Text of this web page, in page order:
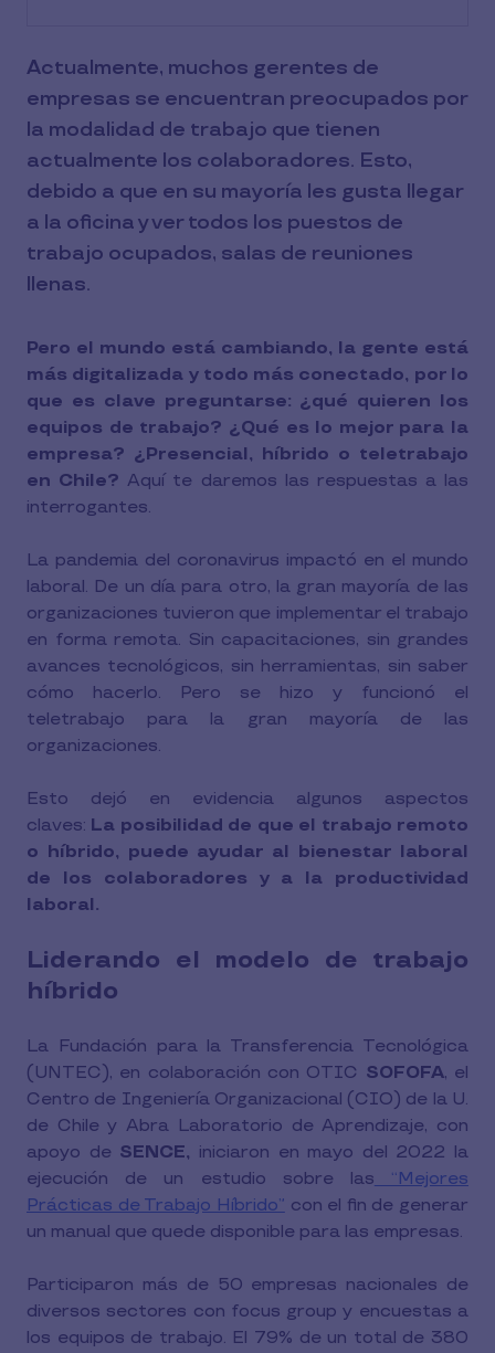
Actualmente, muchos gerentes de
empresas se encuentran preocupados por
la modalidad de trabajo que tienen
actualmente los colaboradores. Esto,
debido a que en su mayoría les gusta llegar
a la oficina y ver todos los puestos de
trabajo ocupados, salas de reuniones
llenas.
Pero el mundo está cambiando, la gente está
más digitalizada y todo más conectado, por lo
que es clave preguntarse: ¿qué quieren los
equipos de trabajo? ¿Qué es lo mejor para la
empresa? ¿Presencial, híbrido o teletrabajo
en Chile? Aquí te daremos las respuestas a las
interrogantes.
La pandemia del coronavirus impactó en el mundo
laboral. De un día para otro, la gran mayoría de las
organizaciones tuvieron que implementar el trabajo
en forma remota. Sin capacitaciones, sin grandes
avances tecnológicos, sin herramientas, sin saber
cómo hacerlo. Pero se hizo y funcionó el
teletrabajo para la gran mayoría de las
organizaciones.
Esto dejó en evidencia algunos aspectos
claves: La posibilidad de que el trabajo remoto
o híbrido, puede ayudar al bienestar laboral
de los colaboradores y a la productividad
laboral.
Liderando el modelo de trabajo
híbrido
La Fundación para la Transferencia Tecnológica
(UNTEC), en colaboración con OTIC SOFOFA, el
Centro de Ingeniería Organizacional (CIO) de la U.
de Chile y Abra Laboratorio de Aprendizaje, con
apoyo de SENCE, iniciaron en mayo del 2022 la
ejecución de un estudio sobre las “Mejores
Prácticas de Trabajo Híbrido” con el fin de generar
un manual que quede disponible para las empresas.
Participaron más de 50 empresas nacionales de
diversos sectores con focus group y encuestas a
los equipos de trabajo. El 79% de un total de 380